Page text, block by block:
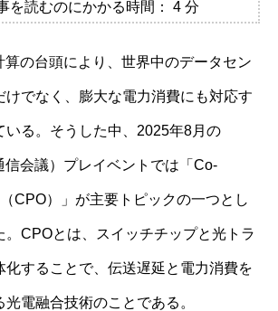
を読むのにかかる時間： 4 分
算の台頭により、世界中のデータセン
けでなく、膨大な電力消費にも対応す
いる。そうした中、2025年8月の
信会議）プレイベントでは「Co-
CPO）」が主要トピックの一つとし
。CPOとは、スイッチチップと光トラ
化することで、伝送遅延と電力消費を
電融合技術のことである。